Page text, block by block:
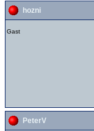
hozni
Gast
PeterV